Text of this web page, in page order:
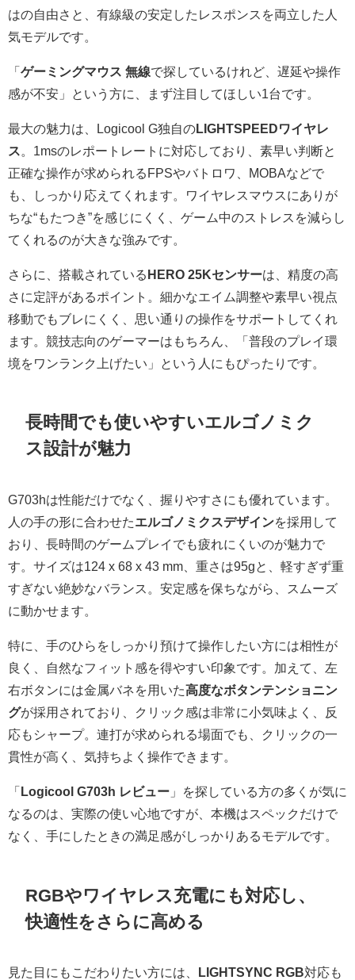
はの自由さと、有線級の安定したレスポンスを両立した人
気モデルです。
「ゲーミングマウス 無線で探しているけれど、遅延や操作
感が不安」という方に、まず注目してほしい1台です。
最大の魅力は、Logicool G独自のLIGHTSPEEDワイヤレ
ス
。1msのレポートレートに対応しており、素早い判断と
正確な操作が求められるFPSやバトロワ、MOBAなどで
も、しっかり応えてくれます。ワイヤレスマウスにありが
ちな“もたつき”を感じにくく、ゲーム中のストレスを減らし
てくれるのが大きな強みです。
さらに、搭載されているHERO 25Kセンサーは、精度の高
さに定評があるポイント。細かなエイム調整や素早い視点
移動でもブレにくく、思い通りの操作をサポートしてくれ
ます。競技志向のゲーマーはもちろん、「普段のプレイ環
境をワンランク上げたい」という人にもぴったりです。
長時間でも使いやすいエルゴノミク
ス設計が魅力
G703hは性能だけでなく、握りやすさにも優れています。
人の手の形に合わせた エルゴノミクスデザインを採用して
おり、長時間のゲームプレイでも疲れにくいのが魅力で
す。サイズは124 x 68 x 43 mm、重さは95gと、軽すぎず重
すぎない絶妙なバランス。安定感を保ちながら、スムーズ
に動かせます。
特に、手のひらをしっかり預けて操作したい方には相性が
良く、自然なフィット感を得やすい印象です。加えて、左
右ボタンには金属バネを用いた高度なボタンテンショニン
グが採用されており、クリック感は非常に小気味よく、反
応もシャープ。連打が求められる場面でも、クリックの一
貫性が高く、気持ちよく操作できます。
「 Logicool G703h レビュー 」を探している方の多くが気に
なるのは、実際の使い心地ですが、本機はスペックだけで
なく、手にしたときの満足感がしっかりあるモデルです。
RGBやワイヤレス充電にも対応し、
快適性をさらに高める
見た目にもこだわりたい方には、 LIGHTSYNC RGB対応も